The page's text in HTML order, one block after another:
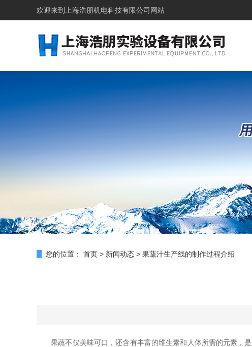
欢迎来到上海浩朋机电科技有限公司网站
您的位置： 首页 > 新闻动态 > 果蔬汁生产线的制作过程介绍
果蔬不仅美味可口，还含有丰富的维生素和人体所需的元素，是